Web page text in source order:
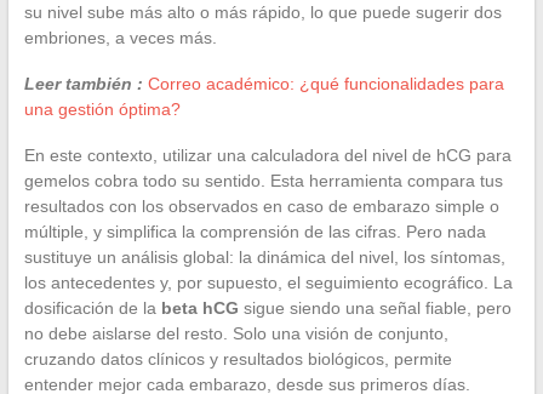
su nivel sube más alto o más rápido, lo que puede sugerir dos
embriones, a veces más.
Leer también : Correo académico: ¿qué funcionalidades para
una gestión óptima?
En este contexto, utilizar una calculadora del nivel de hCG para
gemelos cobra todo su sentido. Esta herramienta compara tus
resultados con los observados en caso de embarazo simple o
múltiple, y simplifica la comprensión de las cifras. Pero nada
sustituye un análisis global: la dinámica del nivel, los síntomas,
los antecedentes y, por supuesto, el seguimiento ecográfico. La
dosificación de la beta hCG sigue siendo una señal fiable, pero
no debe aislarse del resto. Solo una visión de conjunto,
cruzando datos clínicos y resultados biológicos, permite
entender mejor cada embarazo, desde sus primeros días.